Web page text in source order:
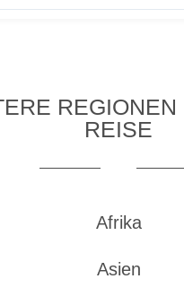
REGIONEN
REISE
Afrika
Asien